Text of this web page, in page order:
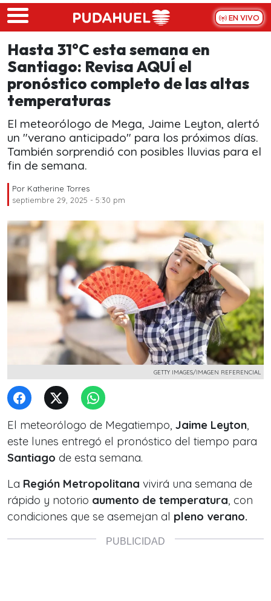
Skip to main content
EN VIVO
Hasta 31°C esta semana en
Santiago: Revisa AQUÍ el
pronóstico completo de las altas
temperaturas
El meteorólogo de Mega, Jaime Leyton, alertó
un "verano anticipado" para los próximos días.
También sorprendió con posibles lluvias para el
fin de semana.
Por Katherine Torres
septiembre 29, 2025 - 5:30 pm
GETTY IMAGES/IMAGEN REFERENCIAL
El meteorólogo de Megatiempo, Jaime Leyton,
este lunes entregó el pronóstico del tiempo para
Santiago de esta semana.
La Región Metropolitana vivirá una semana de
rápido y notorio aumento de temperatura, con
condiciones que se asemejan al pleno verano.